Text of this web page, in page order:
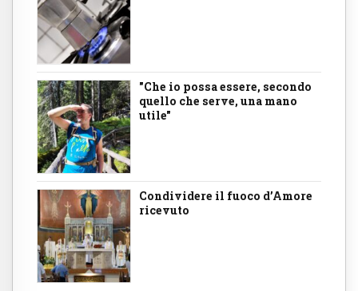
"Che io possa essere, secondo
quello che serve, una mano
utile"
Condividere il fuoco d’Amore
ricevuto